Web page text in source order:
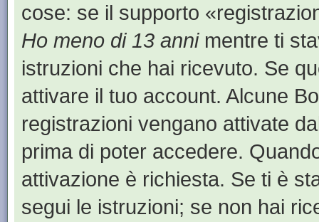
cose: se il supporto
Ho meno di 13 annimentre ti
istruzioni che hai ricevuto. Se
attivare il tuo account. Alcune
registrazioni vengano attivate
prima di poter accedere.
attivazione è richiesta. Se ti è
segui le istruzioni; se non hai